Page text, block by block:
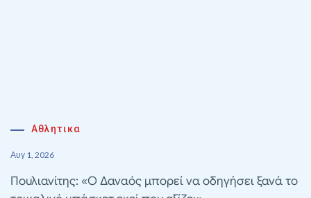
Αθλητικα
Αυγ 1, 2026
Πουλιανίτης: «Ο Δαναός μπορεί να οδηγήσει ξανά το